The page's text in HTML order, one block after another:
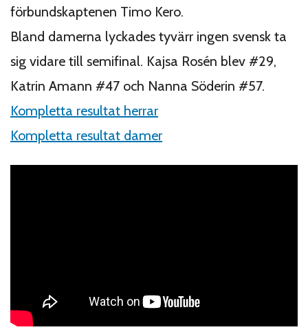
förbundskaptenen Timo Kero.
Bland damerna lyckades tyvärr ingen svensk ta
sig vidare till semifinal. Kajsa Rosén blev #29,
Katrin Amann #47 och Nanna Söderin #57.
Kompletta resultat herrar
Kompletta resultat damer